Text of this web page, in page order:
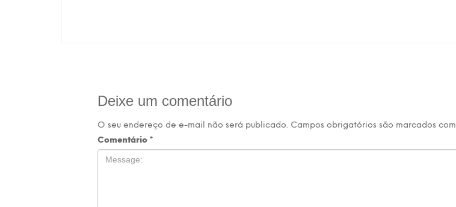
Deixe um comentário
O seu endereço de e-mail não será publicado. Campos obrigatórios são marcados com
Comentário *